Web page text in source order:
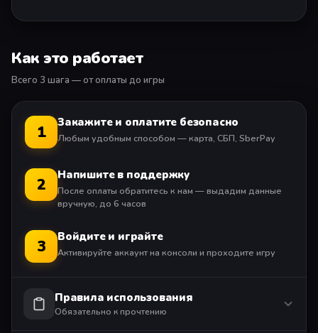
Как это работает
Всего 3 шага — от оплаты до игры
1 Закажите и оплатите безопасно
Любым удобным способом — карта, СБП, SberPay
2 Напишите в поддержку
После оплаты обратитесь к нам — выдадим данные
вручную, до 6 часов
3 Войдите и играйте
Активируйте аккаунт на консоли и проходите игру
Правила использования
Обязательно к прочтению